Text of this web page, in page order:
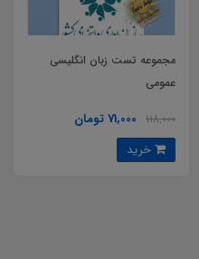
مجموعه تست زبان انگلیسی
عمومی
118,000 71,000 تومان